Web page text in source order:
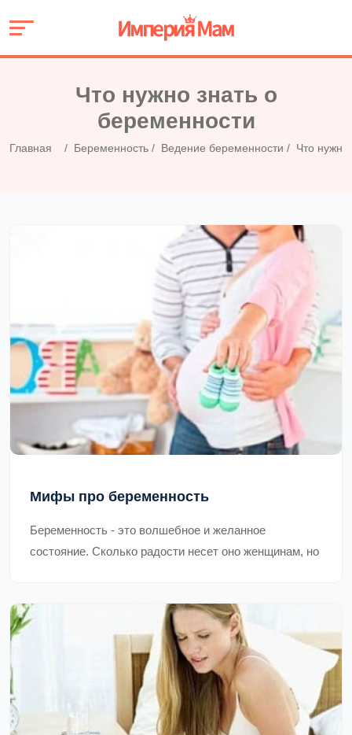
Что нужно знать о
беременности
Главная Беременность Ведение беременности Что нужно
Мифы про беременность
Беременность - это волшебное и желанное
состояние. Сколько радости несет оно женщинам, но
стремится успокоить беременную